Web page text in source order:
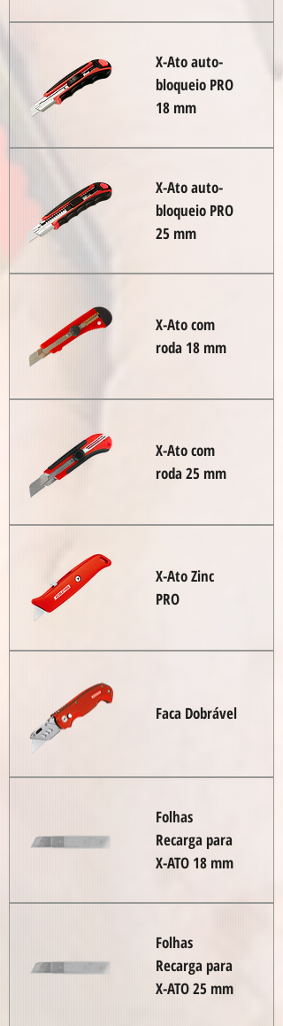
X-Ato auto-
bloqueio PRO
18 mm
X-Ato auto-
bloqueio PRO
25 mm
X-Ato com
roda 18 mm
X-Ato com
roda 25 mm
X-Ato Zinc
PRO
Faca Dobrável
Folhas
Recarga para
X-ATO 18 mm
Folhas
Recarga para
X-ATO 25 mm